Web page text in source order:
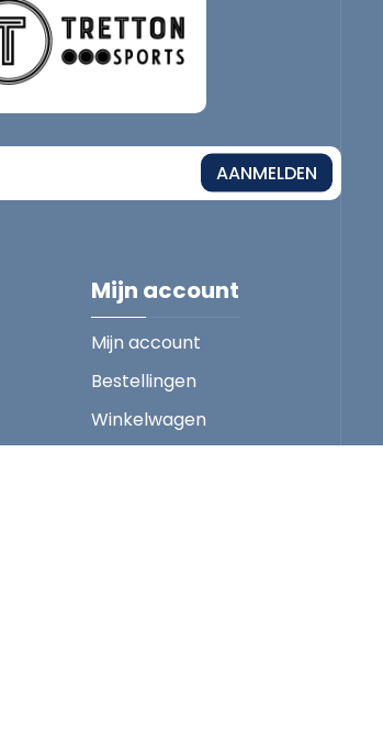
AANMELDEN
Mijn account
Mijn account
Bestellingen
Winkelwagen